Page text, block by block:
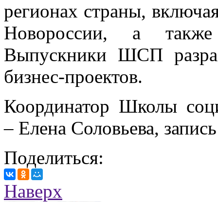
регионах страны,
Новороссии, а
Выпускники ШСП
бизнес-проектов.
Координатор Школы
– Елена Соловьева,
Поделиться:
Наверх